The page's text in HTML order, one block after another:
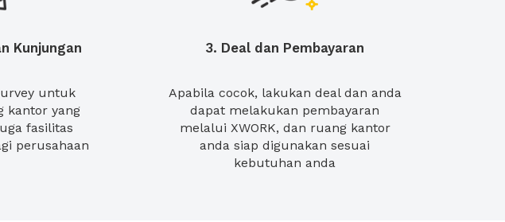
Kunjungan
untuk
kantor yang
fasilitas
perusahaan
3. Deal dan Pembayaran
Apabila cocok, lakukan deal dan anda
dapat melakukan pembayaran
melalui XWORK, dan ruang kantor
anda siap digunakan sesuai
kebutuhan anda